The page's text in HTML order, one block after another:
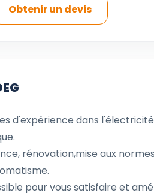
Obtenir un devis
d'expérience dans
rénovation,mise aux
pour vous satisfaire et